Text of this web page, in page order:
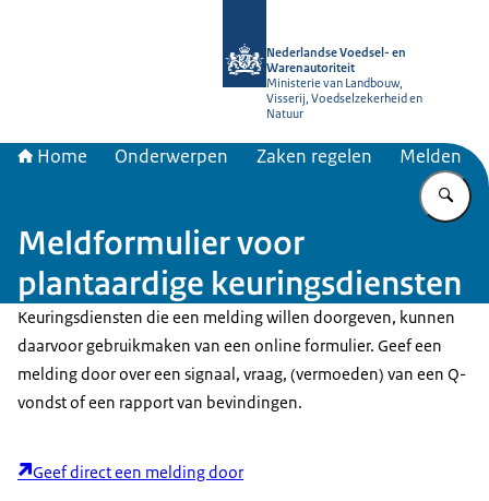
Nederlandse Voedsel- en
Warenautoriteit
Ministerie van Landbouw,
Visserij, Voedselzekerheid en
Natuur
Home Onderwerpen Zaken regelen Melden
Meldformulier voor
plantaardige keuringsdiensten
Keuringsdiensten die een melding willen doorgeven, kunnen
daarvoor gebruikmaken van een online formulier. Geef een
melding door over een signaal, vraag, (vermoeden) van een Q-
vondst of een rapport van bevindingen.
Geef direct een melding door